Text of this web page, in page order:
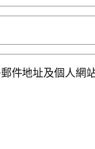
件地址及個人網